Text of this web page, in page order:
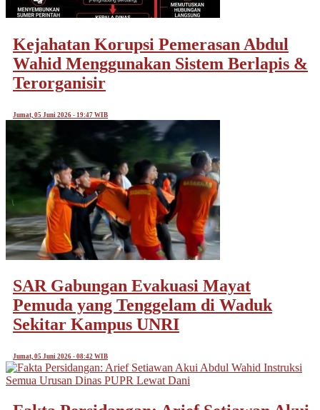
Kejahatan Korupsi Pemerasan Abdul
Wahid Menggunakan Sistem Berlapis &
Terorganisir
Jumat, 05 Juni 2026 - 19:47 WIB
SAR Gabungan Evakuasi Mayat
Pemuda yang Tenggelam di Waduk
Sekitar Kampus UNRI
Jumat, 05 Juni 2026 - 08:42 WIB